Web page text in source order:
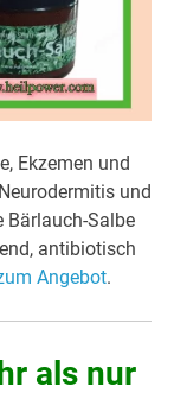
Ekzemen und
und
Bärlauch-Salbe
antibiotisch
Angebot.
als nur